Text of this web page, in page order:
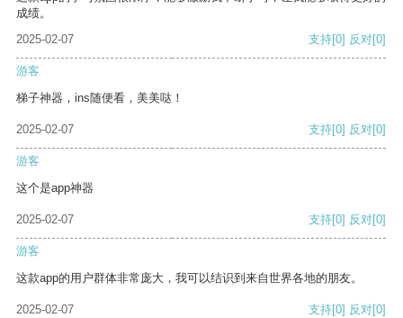
成绩。
2025-02-07
支持[0] 反对[0]
游客
梯子神器，ins随便看，美美哒！
2025-02-07 支持[0] 反对[0]
游客
这个是app神器
2025-02-07 支持[0] 反对[0]
游客
这款app的用户群体非常庞大，我可以结识到来自世界各地的朋友。
2025-02-07 支持[0] 反对[0]